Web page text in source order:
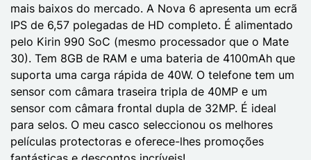
mais baixos do mercado. A Nova 6 apresenta um ecrã
IPS de 6,57 polegadas de HD completo. É alimentado
pelo Kirin 990 SoC (mesmo processador que o Mate
30). Tem 8GB de RAM e uma bateria de 4100mAh que
suporta uma carga rápida de 40W. O telefone tem um
sensor com câmara traseira tripla de 40MP e um
sensor com câmara frontal dupla de 32MP. É ideal
para selos. O meu casco seleccionou os melhores
películas protectoras e oferece-lhes promoções